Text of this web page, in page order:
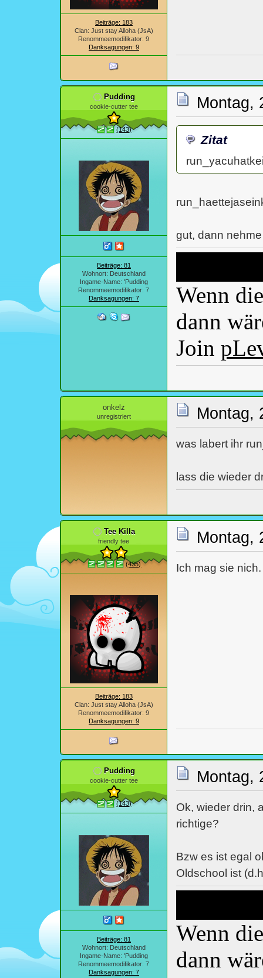
Beiträge: 183
Clan: Just stay Alloha (JsA)
Renommeemodifikator: 9
Danksagungen: 9
Pudding
cookie-cutter tee
(143)
Beiträge: 81
Wohnort: Deutschland
Ingame-Name: 'Pudding
Renommeemodifikator: 7
Danksagungen: 7
Montag,
Zitat
gut, dann
Wenn
dann
Join
onkelz
unregistriert Montag,
was labert ihr
lass die wieder
Tee Killa
friendly tee
(435)
Beiträge: 183
Clan: Just stay Alloha (JsA)
Renommeemodifikator: 9
Danksagungen: 9
Montag,
Ich mag sie
Pudding
cookie-cutter tee
(143)
Beiträge: 81
Wohnort: Deutschland
Ingame-Name: 'Pudding
Renommeemodifikator: 7
Danksagungen: 7
Montag,
Ok, wieder drin,
richtige?
Bzw es ist egal
Oldschool ist
Wenn
dann